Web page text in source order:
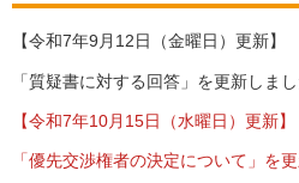
【令和7年9月12日（金曜日）更新】
「質疑書に対する回答」を更新しまし
【令和7年10月15日（水曜日）更新】
「優先交渉権者の決定について」を更